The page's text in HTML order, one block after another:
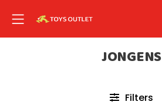
JONGENS
Filters